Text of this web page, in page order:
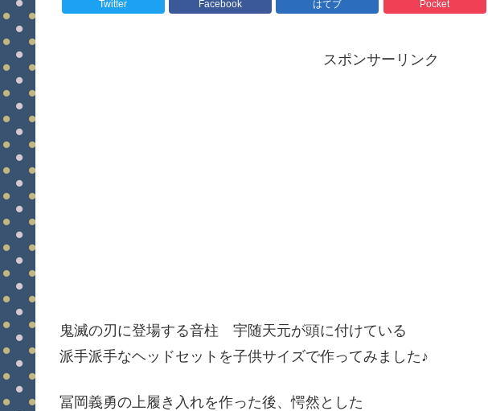
Twitter Facebook はてブ Pocket
スポンサーリンク
鬼滅の刃に登場する音柱 宇随天元が頭に付けている
派手派手なヘッドセットを子供サイズで作ってみました♪
冨岡義勇の上履き入れを作った後、愕然とした